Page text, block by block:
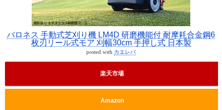
バロネス 手動式芝刈り機 LM4D 研磨機能付 耐摩耗合金鋼6
枚刃リール式モア 刈幅30cm 手押し式 日本製
posted with カエレバ
楽天市場
Amazon